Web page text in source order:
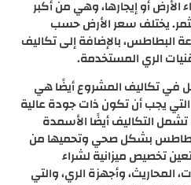
الأرض أو إيجارها، وهي من أكبر
يختلف سعر الأرض حسب
البطاطس، بالإضافة إلى تكاليف
الري المستخدمة.
في تكاليف المشروع أيضًا هي
يجب أن تكون ذات جودة عالية
التكاليف أيضًا الأسمدة
بشكل صحي وتحميها من
تخصيص ميزانية لشراء
المحاريث، وأجهزة الري، والتي